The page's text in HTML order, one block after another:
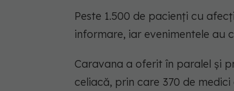
Peste 1.500 de pacienți cu
informare, iar evenimentele au
Caravana a oferit în paralel și
celiacă, prin care 370 de